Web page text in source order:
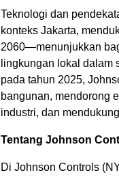
Teknologi dan
konteks Jakarta,
2060—menunjukkan
lingkungan lokal dalam
pada tahun 2025,
bangunan, mendorong
industri, dan
Tentang Johnson
Di Johnson Controls